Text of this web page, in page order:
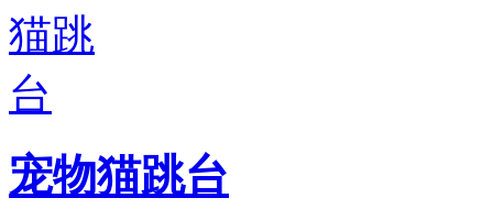
宠物猫跳台